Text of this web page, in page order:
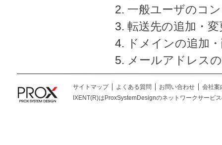
一般ユーザのコ
転送先の追加・
ドメインの追加
メールアドレス
サイトマップ よくある質問 お問い合わせ
会社案
IXENT(R)はProxSystemDesignのネットワークサービ